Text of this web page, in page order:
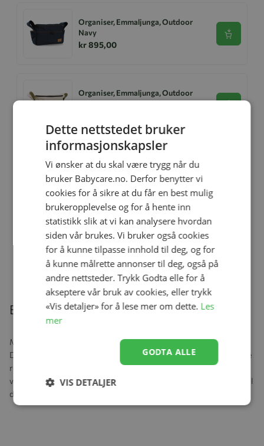
Organiser, Emmaljunga, Outdoor
Navy
kr 895,00
Se
Organiser, Emmaljunga, Outdoor
Beige
Se
Emmaljunga Organiser, Outdoor
Olive
kr 995,00
Organiser, Emmaljunga, Urban Pearl
kr 995,00
Beskrivelse
Moderne og romslig stelleveske som passer til vognen din.
Designet for å passe til alt du trenger til babyen din med praktiske
rom for bleier, flasker, mobiltelefoner og mye mer. Inkl. separat
vaskbar stelleunderlag. Når barnet blir eldre, har du en fin veske til
den bærbare datamaskinen.
Dette nettstedet bruker
informasjonskapsler
Vi ønsker at du skal være trygg når du
bruker Babycare.no. Derfor benytter vi
cookies for å sikre at du får en best mulig
brukeropplevelse og for å hente inn
statistikk slik at vi kan analysere hvordan
siden vår brukes. Vi bruker også cookies
for å kunne tilpasse innhold til deg, og for
å kunne målrette annonser til deg, også på
andre nettsteder. Trykk Godta elle for å
akseptere vår bruk av cookies, eller trykk
«Vis detaljer» for å lese mer om dette. Les
mer
GODTA ALLE
VIS DETALJER